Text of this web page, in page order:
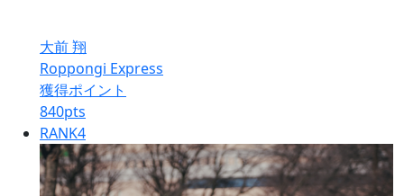
大前 翔
Roppongi Express
獲得ポイント
840pts
RANK4